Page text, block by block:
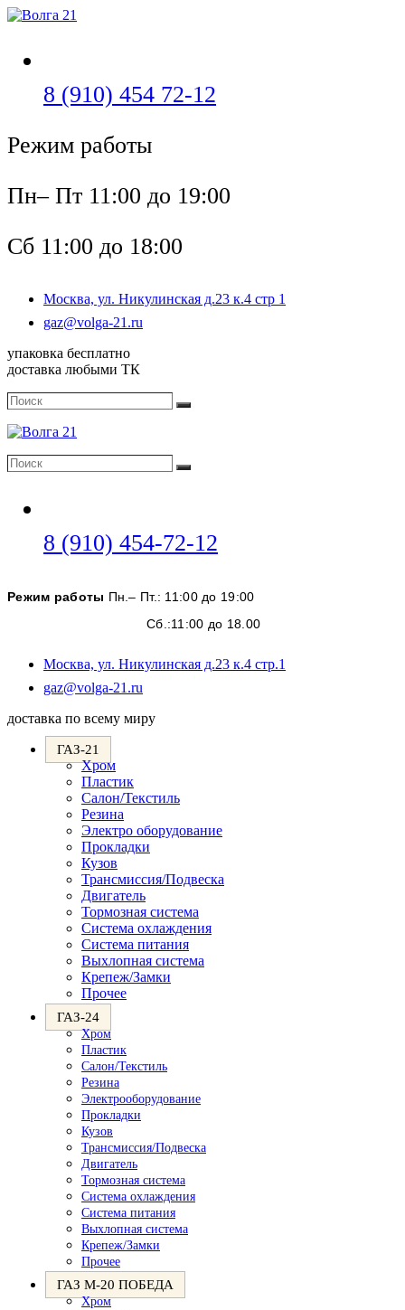
Перейти
8 (910) 454 72-12
Режим работы
Пн– Пт 11:00 до 19:00
Сб 11:00 до 18:00
Москва, ул. Никулинская д.23 к.4 стр 1
gaz@volga-21.ru
упаковка бесплатно
доставка любыми ТК
Поиск
Поиск
Поиск
Поиск
8 (910) 454-72-12
вашем
приложении
Режим работы Пн.– Пт.: 11:00 до 19:00
Сб.:11:00 до 18.00
Москва, ул. Никулинская д.23 к.4 стр.1
gaz@volga-21.ru
вашем
доставка по всему миру
ГАЗ-21
Хром
Пластик
Салон/Текстиль
Резина
Электро оборудование
Прокладки
Кузов
Трансмиссия/Подвеска
Двигатель
Тормозная система
Система охлаждения
Система питания
Выхлопная система
Крепеж/Замки
Прочее
ГАЗ-24
Хром
Пластик
Салон/Текстиль
Резина
Электрооборудование
Прокладки
Кузов
Трансмиссия/Подвеска
Двигатель
Тормозная система
Система охлаждения
Система питания
Выхлопная система
Крепеж/Замки
Прочее
ГАЗ М-20 ПОБЕДА
Хром